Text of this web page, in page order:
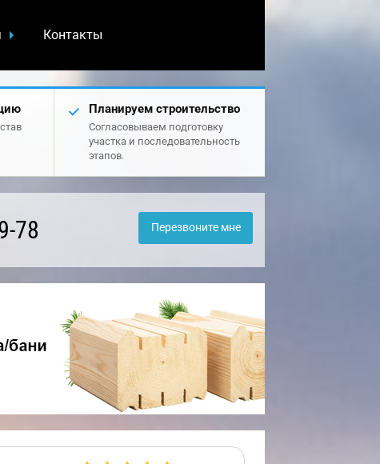
Контакты
Планируем строительство
Согласовываем подготовку
участка и последовательность
этапов.
78 Перезвоните мне